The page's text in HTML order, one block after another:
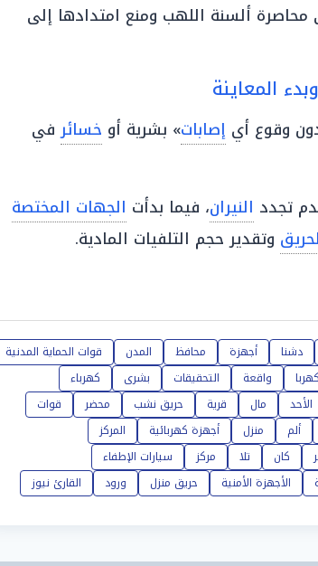
ألسنة اللهب ومنع امتدادها إلى
المعاينة
وقوع أي إصابات» بشرية أو خسائرفي
تجدد النيران، فيما بدأت الجهات المختصة
وتقدير حجم التلفيات المادية.
دشنا أجهزة محافظ المدن
قوات الحماية المدنية
كهربا واقعة التحقيقات بشرى
كهرباء
الأحد مال قرية حريق نشب محضر
قوات
ألم منزل أجهزة كهربائية
المركز
كان تلا مركز
سيارات الإطفاء
الأجهزة الأمنية حريق منزل ورود القارئ نيوز